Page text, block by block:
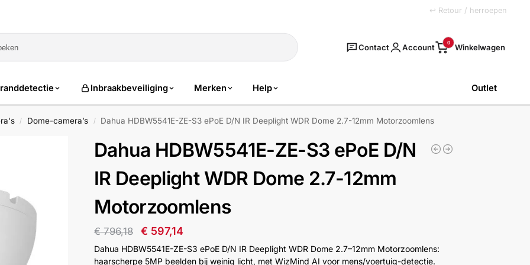
↩ Retour / herroepen
Zoeken
Contact Account 0
Inbraakbeveiliging Merken Help Outlet
/ Dome-camera’s / Dahua HDBW5541E-ZE-S3 ePoE D/N IR Deeplight WDR Dome 2.7-12mm Motorzoomlens
Dahua HDBW5541E-ZE-S3 ePoE D/N
IR Deeplight WDR Dome 2.7-12mm
Motorzoomlens
€796,18 € 597,14
Dahua HDBW5541E-ZE-S3 ePoE D/N IR Deeplight WDR Dome 2.7–12mm Motorzoomlens:
haarscherpe 5MP beelden bij weinig licht, met WizMind AI voor mens/voertuig-detectie.